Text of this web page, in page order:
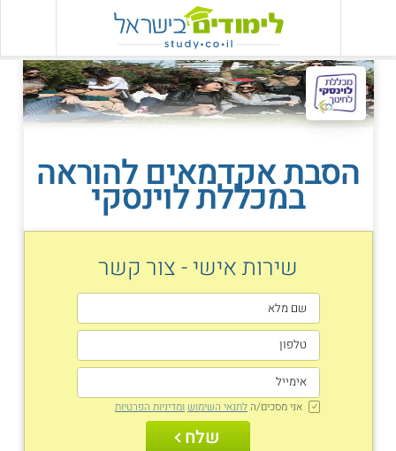
הסבת אקדמאים להוראה
במכללת לוינסקי
שירות אישי - צור קשר
אני מסכים/ה לתנאי השימוש ומדיניות הפרטיות
שלח